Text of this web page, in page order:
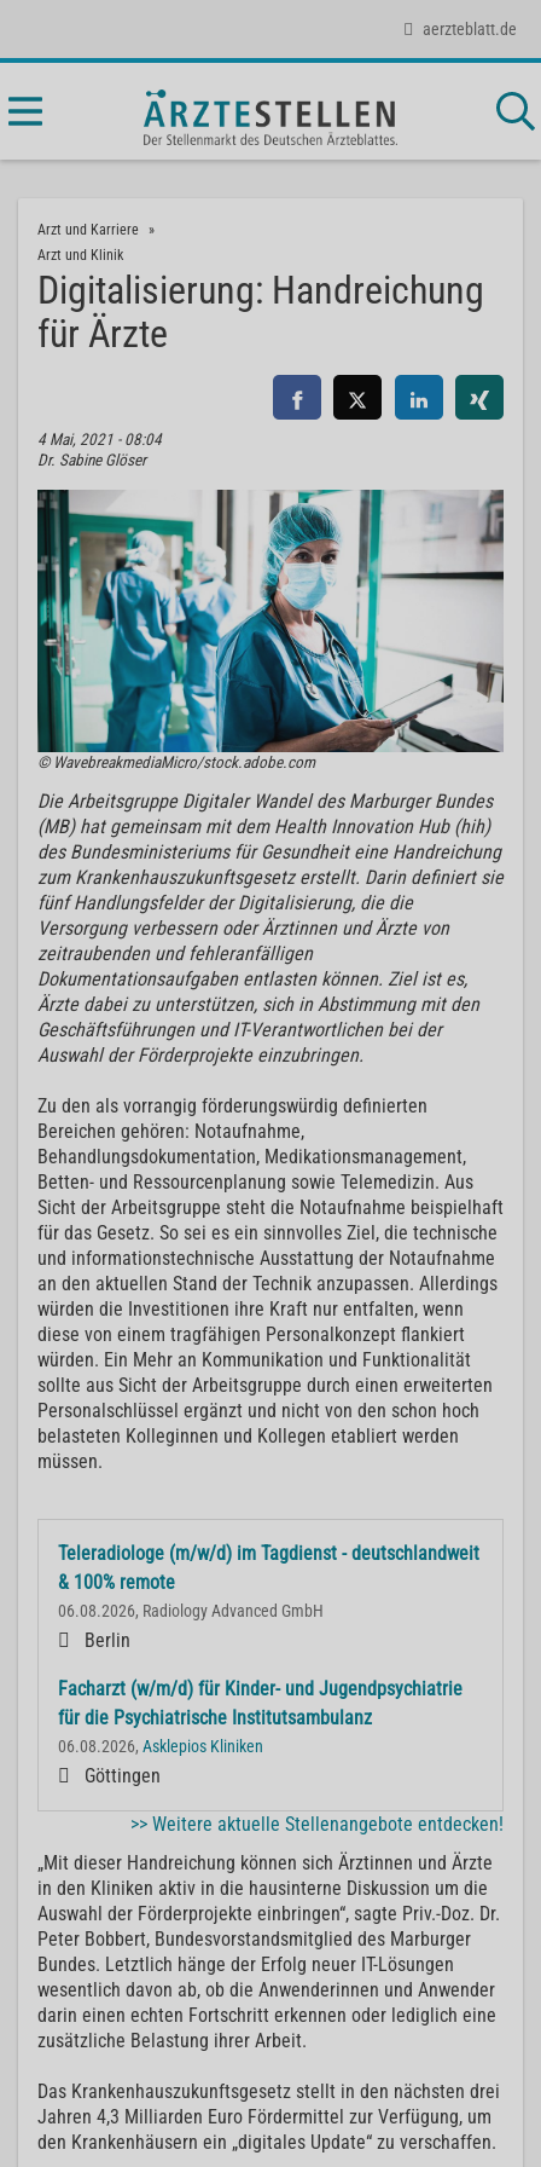
aerzteblatt.de
Arzt und Karriere
Arzt und Klinik
Digitalisierung: Handreichung
für Ärzte
4 Mai, 2021 - 08:04
Dr. Sabine Glöser
© WavebreakmediaMicro/stock.adobe.com
Die Arbeitsgruppe Digitaler Wandel des Marburger Bundes
(MB) hat gemeinsam mit dem Health Innovation Hub (hih)
des Bundesministeriums für Gesundheit eine Handreichung
zum Krankenhauszukunftsgesetz erstellt. Darin definiert sie
fünf Handlungsfelder der Digitalisierung, die die
Versorgung verbessern oder Ärztinnen und Ärzte von
zeitraubenden und fehleranfälligen
Dokumentationsaufgaben entlasten können. Ziel ist es,
Ärzte dabei zu unterstützen, sich in Abstimmung mit den
Geschäftsführungen und IT-Verantwortlichen bei der
Auswahl der Förderprojekte einzubringen.
Zu den als vorrangig förderungswürdig definierten
Bereichen gehören: Notaufnahme,
Behandlungsdokumentation, Medikationsmanagement,
Betten- und Ressourcenplanung sowie Telemedizin. Aus
Sicht der Arbeitsgruppe steht die Notaufnahme beispielhaft
für das Gesetz. So sei es ein sinnvolles Ziel, die technische
und informationstechnische Ausstattung der Notaufnahme
an den aktuellen Stand der Technik anzupassen. Allerdings
würden die Investitionen ihre Kraft nur entfalten, wenn
diese von einem tragfähigen Personalkonzept flankiert
würden. Ein Mehr an Kommunikation und Funktionalität
sollte aus Sicht der Arbeitsgruppe durch einen erweiterten
Personalschlüssel ergänzt und nicht von den schon hoch
belasteten Kolleginnen und Kollegen etabliert werden
müssen.
Teleradiologe (m/w/d) im Tagdienst - deutschlandweit
& 100% remote
06.08.2026, Radiology Advanced GmbH
Berlin
Facharzt (w/m/d) für Kinder- und Jugendpsychiatrie
für die Psychiatrische Institutsambulanz
06.08.2026, Asklepios Kliniken
Göttingen
>> Weitere aktuelle Stellenangebote entdecken!
„Mit dieser Handreichung können sich Ärztinnen und Ärzte
in den Kliniken aktiv in die hausinterne Diskussion um die
Auswahl der Förderprojekte einbringen“, sagte Priv.-Doz. Dr.
Peter Bobbert, Bundesvorstandsmitglied des Marburger
Bundes. Letztlich hänge der Erfolg neuer IT-Lösungen
wesentlich davon ab, ob die Anwenderinnen und Anwender
darin einen echten Fortschritt erkennen oder lediglich eine
zusätzliche Belastung ihrer Arbeit.
Das Krankenhauszukunftsgesetz stellt in den nächsten drei
Jahren 4,3 Milliarden Euro Fördermittel zur Verfügung, um
den Krankenhäusern ein „digitales Update“ zu verschaffen.